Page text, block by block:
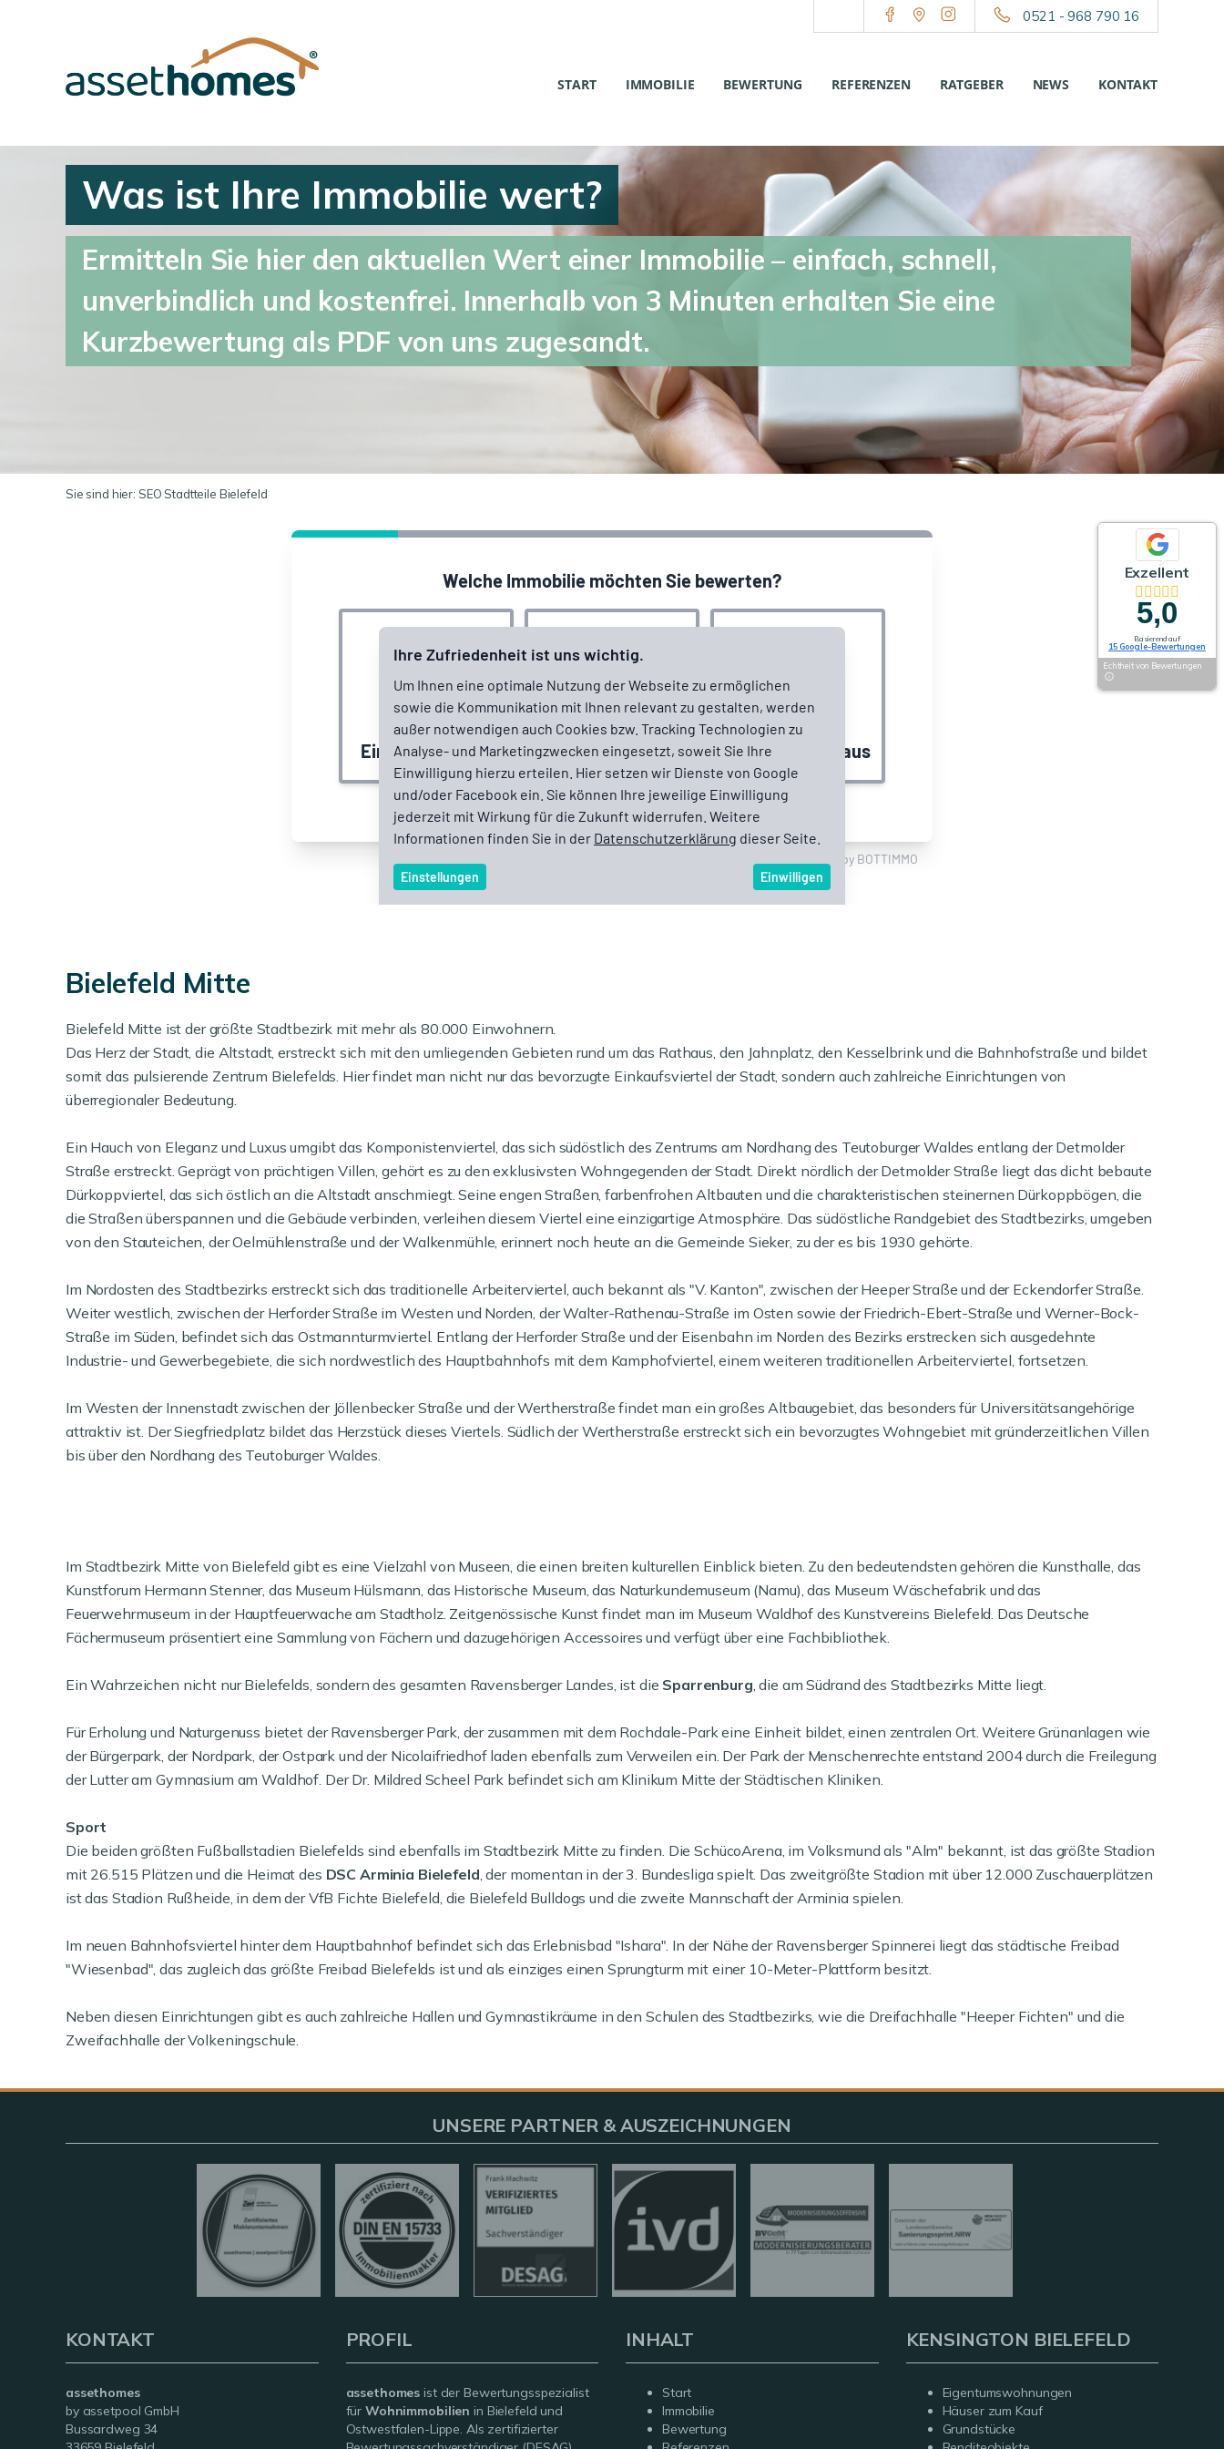
0521 - 968 790 16
START IMMOBILIE BEWERTUNG REFERENZEN RATGEBER NEWS KONTAKT
Was ist Ihre Immobilie wert?
Ermitteln Sie hier den aktuellen Wert einer Immobilie – einfach, schnell,
unverbindlich und kostenfrei. Innerhalb von 3 Minuten erhalten Sie eine
Kurzbewertung als PDF von uns zugesandt.
Sie sind hier: SEO Stadtteile Bielefeld
Bielefeld Mitte
Bielefeld Mitte ist der größte Stadtbezirk mit mehr als 80.000 Einwohnern.
Das Herz der Stadt, die Altstadt, erstreckt sich mit den umliegenden Gebieten rund um das Rathaus, den Jahnplatz, den Kesselbrink und die Bahnhofstraße und bildet
somit das pulsierende Zentrum Bielefelds. Hier findet man nicht nur das bevorzugte Einkaufsviertel der Stadt, sondern auch zahlreiche Einrichtungen von
überregionaler Bedeutung.
Ein Hauch von Eleganz und Luxus umgibt das Komponistenviertel, das sich südöstlich des Zentrums am Nordhang des Teutoburger Waldes entlang der Detmolder
Straße erstreckt. Geprägt von prächtigen Villen, gehört es zu den exklusivsten Wohngegenden der Stadt. Direkt nördlich der Detmolder Straße liegt das dicht bebaute
Dürkoppviertel, das sich östlich an die Altstadt anschmiegt. Seine engen Straßen, farbenfrohen Altbauten und die charakteristischen steinernen Dürkoppbögen, die
die Straßen überspannen und die Gebäude verbinden, verleihen diesem Viertel eine einzigartige Atmosphäre. Das südöstliche Randgebiet des Stadtbezirks, umgeben
von den Stauteichen, der Oelmühlenstraße und der Walkenmühle, erinnert noch heute an die Gemeinde Sieker, zu der es bis 1930 gehörte.
Im Nordosten des Stadtbezirks erstreckt sich das traditionelle Arbeiterviertel, auch bekannt als "V. Kanton", zwischen der Heeper Straße und der Eckendorfer Straße.
Weiter westlich, zwischen der Herforder Straße im Westen und Norden, der Walter-Rathenau-Straße im Osten sowie der Friedrich-Ebert-Straße und Werner-Bock-
Straße im Süden, befindet sich das Ostmannturmviertel. Entlang der Herforder Straße und der Eisenbahn im Norden des Bezirks erstrecken sich ausgedehnte
Industrie- und Gewerbegebiete, die sich nordwestlich des Hauptbahnhofs mit dem Kamphofviertel, einem weiteren traditionellen Arbeiterviertel, fortsetzen.
Im Westen der Innenstadt zwischen der Jöllenbecker Straße und der Wertherstraße findet man ein großes Altbaugebiet, das besonders für Universitätsangehörige
attraktiv ist. Der Siegfriedplatz bildet das Herzstück dieses Viertels. Südlich der Wertherstraße erstreckt sich ein bevorzugtes Wohngebiet mit gründerzeitlichen Villen
bis über den Nordhang des Teutoburger Waldes.
Im Stadtbezirk Mitte von Bielefeld gibt es eine Vielzahl von Museen, die einen breiten kulturellen Einblick bieten. Zu den bedeutendsten gehören die Kunsthalle, das
Kunstforum Hermann Stenner, das Museum Hülsmann, das Historische Museum, das Naturkundemuseum (Namu), das Museum Wäschefabrik und das
Feuerwehrmuseum in der Hauptfeuerwache am Stadtholz. Zeitgenössische Kunst findet man im Museum Waldhof des Kunstvereins Bielefeld. Das Deutsche
Fächermuseum präsentiert eine Sammlung von Fächern und dazugehörigen Accessoires und verfügt über eine Fachbibliothek.
Ein Wahrzeichen nicht nur Bielefelds, sondern des gesamten Ravensberger Landes, ist die Sparrenburg, die am Südrand des Stadtbezirks Mitte liegt.
Für Erholung und Naturgenuss bietet der Ravensberger Park, der zusammen mit dem Rochdale-Park eine Einheit bildet, einen zentralen Ort. Weitere Grünanlagen wie
der Bürgerpark, der Nordpark, der Ostpark und der Nicolaifriedhof laden ebenfalls zum Verweilen ein. Der Park der Menschenrechte entstand 2004 durch die Freilegung
der Lutter am Gymnasium am Waldhof. Der Dr. Mildred Scheel Park befindet sich am Klinikum Mitte der Städtischen Kliniken.
Sport
Die beiden größten Fußballstadien Bielefelds sind ebenfalls im Stadtbezirk Mitte zu finden. Die SchücoArena, im Volksmund als "Alm" bekannt, ist das größte Stadion
mit 26.515 Plätzen und die Heimat des DSC Arminia Bielefeld, der momentan in der 3. Bundesliga spielt. Das zweitgrößte Stadion mit über 12.000 Zuschauerplätzen
ist das Stadion Rußheide, in dem der VfB Fichte Bielefeld, die Bielefeld Bulldogs und die zweite Mannschaft der Arminia spielen.
Im neuen Bahnhofsviertel hinter dem Hauptbahnhof befindet sich das Erlebnisbad "Ishara". In der Nähe der Ravensberger Spinnerei liegt das städtische Freibad
"Wiesenbad", das zugleich das größte Freibad Bielefelds ist und als einziges einen Sprungturm mit einer 10-Meter-Plattform besitzt.
Neben diesen Einrichtungen gibt es auch zahlreiche Hallen und Gymnastikräume in den Schulen des Stadtbezirks, wie die Dreifachhalle "Heeper Fichten" und die
Zweifachhalle der Volkeningschule.
Exzellent
5,0
Basierend auf
15 Google-Bewertungen
Echtheit von Bewertungen
UNSERE PARTNER & AUSZEICHNUNGEN
KONTAKT
assethomes
by assetpool GmbH
Bussardweg 34
PROFIL
assethomes ist der Bewertungsspezialist
für Wohnimmobilien in Bielefeld und
Ostwestfalen-Lippe. Als zertifizierter
INHALT
Start
Immobilie
Bewertung
KENSINGTON BIELEFELD
Eigentumswohnungen
Häuser zum Kauf
Grundstücke